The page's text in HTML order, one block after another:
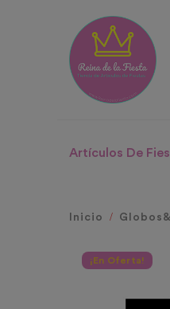
Artículos De
Inicio
¡En Oferta!